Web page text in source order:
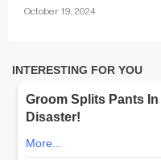
October 19, 2024